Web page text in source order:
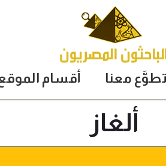
تطوَّع معنا أقسام
ألغاز